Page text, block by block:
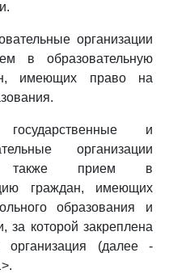
организации
в образовательную
имеющих право на
и
организации
также прием в
граждан, имеющих
образования и
за которой закреплена
организация (далее -